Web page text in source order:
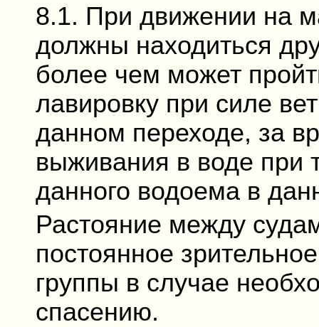
8.1. При движении на
должны находиться
более чем может
лавировку при силе
данном переходе, за
выживания в воде при
данного водоема в
Растояние между
постоянное
группы в случае
спасению.